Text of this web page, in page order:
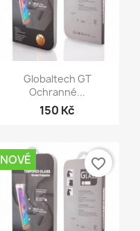
Rychlý náhled
Globaltech GT
Ochranné...
150 Kč
NOVÉ favorite_border